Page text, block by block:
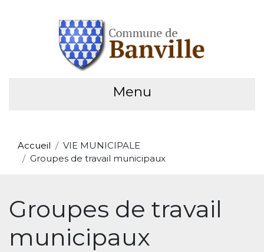
Menu
Accueil
VIE MUNICIPALE
Groupes de travail municipaux
Groupes de travail
municipaux